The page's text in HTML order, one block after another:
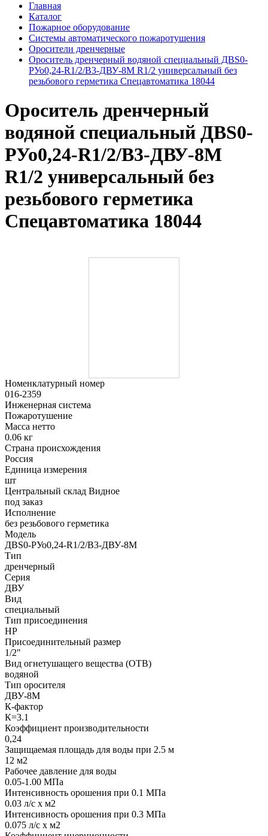
Главная
Каталог
Пожарное оборудование
Системы автоматического пожаротушения
Оросители дренчерные
Ороситель дренчерный водяной специальный ДBS0-
РУо0,24-R1/2/В3-ДВУ-8М R1/2 универсальный без
резьбового герметика Спецавтоматика 18044
Ороситель дренчерный
водяной специальный ДBS0-
РУо0,24-R1/2/В3-ДВУ-8М
R1/2 универсальный без
резьбового герметика
Спецавтоматика 18044
Номенклатурный номер
016-2359
Инженерная система
Пожаротушение
Масса нетто
0.06 кг
Страна происхождения
Россия
Единица измерения
шт
Центральный склад Видное
под заказ
Исполнение
без резьбового герметика
Модель
ДBS0-РУо0,24-R1/2/В3-ДВУ-8М
Тип
дренчерный
Серия
ДВУ
Вид
специальный
Тип присоединения
НР
Присоединительный размер
1/2"
Вид огнетушащего вещества (ОТВ)
водяной
Тип оросителя
ДВУ-8М
К-фактор
К=3.1
Коэффициент производительности
0,24
Защищаемая площадь для воды при 2.5 м
12 м2
Рабочее давление для воды
0.05-1.00 МПа
Интенсивность орошения при 0.1 МПа
0.03 л/с х м2
Интенсивность орошения при 0.3 МПа
0.075 л/с х м2